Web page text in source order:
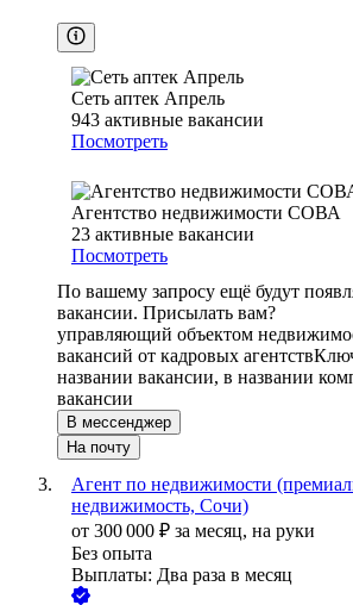
Сеть аптек Апрель
943 активные вакансии
Посмотреть
Агентство недвижимости СОВА
23 активные вакансии
Посмотреть
По вашему запросу ещё будут
вакансии. Присылать вам?
управляющий объектом
вакансий от кадровых агентств
названии вакансии, в названии
вакансии
В мессенджер
На почту
Агент по недвижимости
недвижимость, Сочи)
от 300 000 ₽ за месяц, на руки
Без опыта
Выплаты: Два раза в месяц